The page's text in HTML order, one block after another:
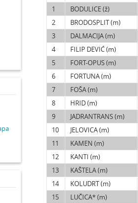
1
BODULICE (ž)
2
BRODOSPLIT (m)
3
DALMACIJA (m)
4
FILIP DEVIĆ (m)
5
FORT-OPUS (m)
6
FORTUNA (m)
7
FOŠA (m)
8
HRID (m)
9
JADRANTRANS (m)
10
JELOVICA (m)
11
KAMEN (m)
12
KANTI (m)
13
KAŠTELA (m)
14
KOLUDRT (m)
15
LUČICA* (m)